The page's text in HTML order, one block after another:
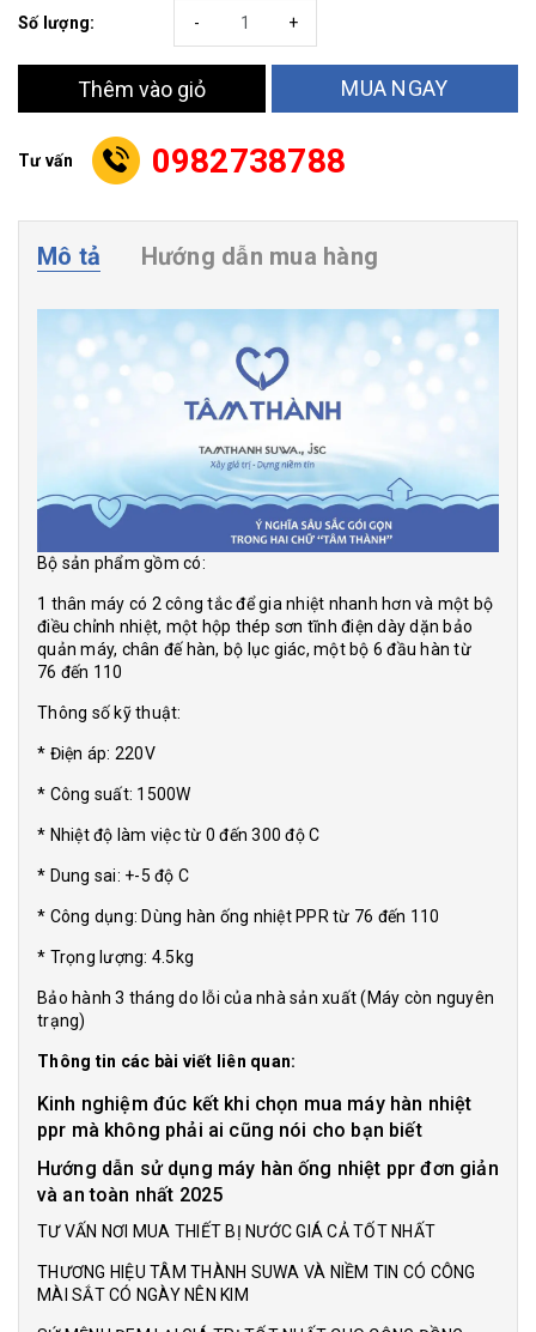
Số lượng: +
-
Thêm vào giỏ MUA NGAY
Tư vấn 0982738788
Mô tả Hướng dẫn mua hàng
Bộ sản phẩm gồm có:
1 thân máy có 2 công tắc để gia nhiệt nhanh hơn và một bộ
điều chỉnh nhiệt, một hộp thép sơn tĩnh điện dày dặn bảo
quản máy, chân đế hàn, bộ lục giác, một bộ 6 đầu hàn từ
76 đến 110
Thông số kỹ thuật:
* Điện áp: 220V
* Công suất: 1500W
* Nhiệt độ làm việc từ 0 đến 300 độ C
* Dung sai: +-5 độ C
* Công dụng: Dùng hàn ống nhiệt PPR từ 76 đến 110
* Trọng lượng: 4.5kg
Bảo hành 3 tháng do lỗi của nhà sản xuất (Máy còn nguyên
trạng)
Thông tin các bài viết liên quan:
Kinh nghiệm đúc kết khi chọn mua máy hàn nhiệt
ppr mà không phải ai cũng nói cho bạn biết
Hướng dẫn sử dụng máy hàn ống nhiệt ppr đơn giản
và an toàn nhất 2025
TƯ VẤN NƠI MUA THIẾT BỊ NƯỚC GIÁ CẢ TỐT NHẤT
THƯƠNG HIỆU TÂM THÀNH SUWA VÀ NIỀM TIN CÓ CÔNG
MÀI SẮT CÓ NGÀY NÊN KIM